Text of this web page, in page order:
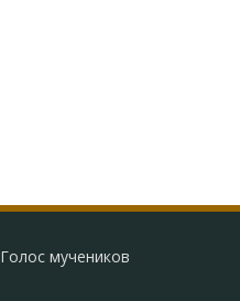
Голос мучеников